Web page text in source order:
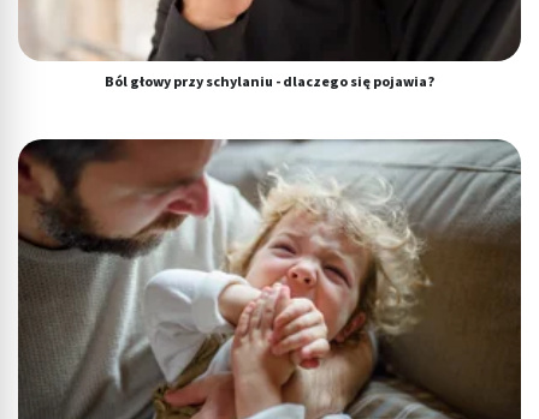
Ból głowy przy schylaniu - dlaczego się pojawia?